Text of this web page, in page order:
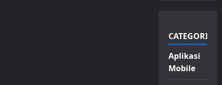
CATEGORIES
Aplikasi
Mobile